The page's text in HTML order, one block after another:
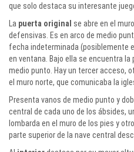
que solo destaca su interesante
La puerta original se abre en el
defensivas. Es en arco de medio
fecha indeterminada (posiblemente
en ventana. Bajo ella se encuentra
medio punto. Hay un tercer acceso,
el muro norte, que comunicaba la
Presenta vanos de medio punto y
central de cada uno de los ábsides,
lombarda en el muro de los pies y
parte superior de la nave central